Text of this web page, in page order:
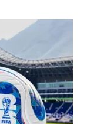
de ar está